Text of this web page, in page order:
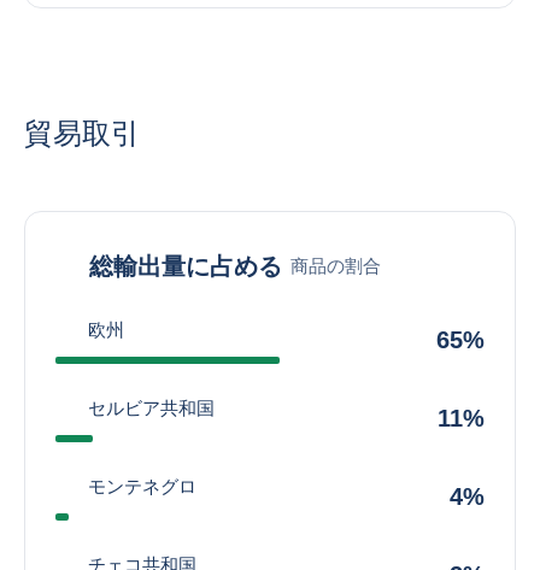
貿易取引
総輸出量に占める 商品の割合
欧州 65%
セルビア共和国 11%
モンテネグロ 4%
チェコ共和国